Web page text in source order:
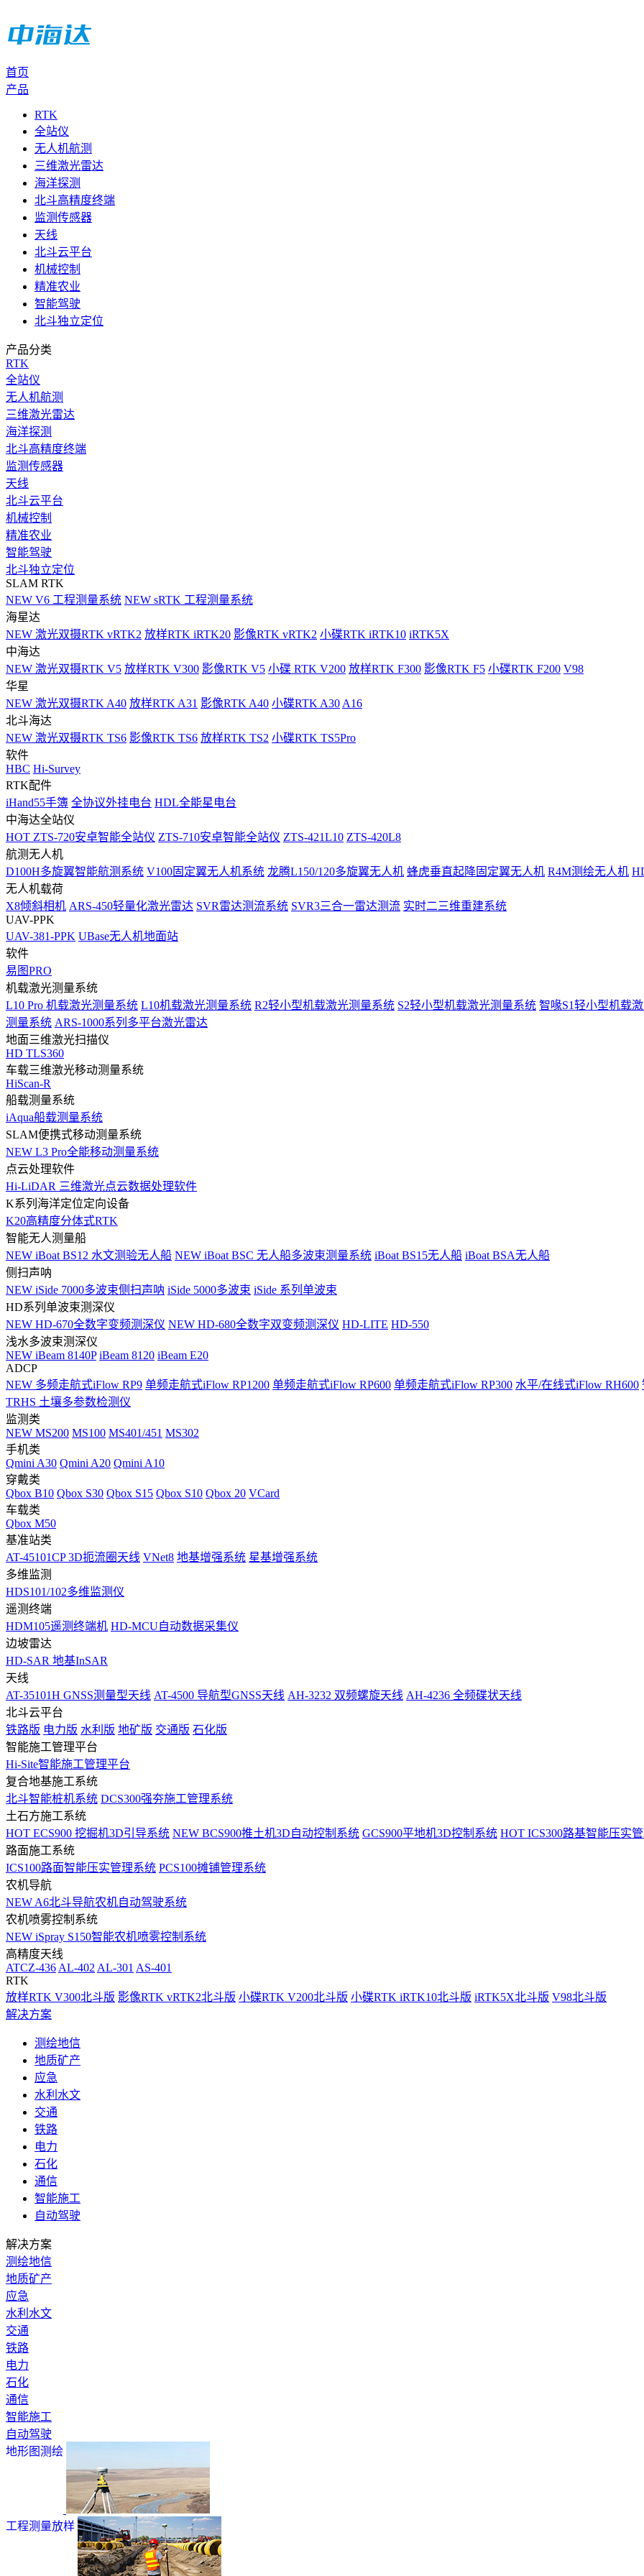
首页
产品
RTK
全站仪
无人机航测
三维激光雷达
海洋探测
北斗高精度终端
监测传感器
天线
北斗云平台
机械控制
精准农业
智能驾驶
北斗独立定位
产品分类
RTK
全站仪
无人机航测
三维激光雷达
海洋探测
北斗高精度终端
监测传感器
天线
北斗云平台
机械控制
精准农业
智能驾驶
北斗独立定位
SLAM RTK
NEW V6 工程测量系统 NEW sRTK 工程测量系统
海星达
NEW 激光双摄RTK vRTK2 放样RTK iRTK20 影像RTK vRTK2 小碟RTK iRTK10 iRTK5X
中海达
NEW 激光双摄RTK V5 放样RTK V300 影像RTK V5 小碟 RTK V200 放样RTK F300 影像RTK F5 小碟RTK F200 V98
华星
NEW 激光双摄RTK A40 放样RTK A31 影像RTK A40 小碟RTK A30 A16
北斗海达
NEW 激光双摄RTK TS6 影像RTK TS6 放样RTK TS2 小碟RTK TS5Pro
软件
HBC Hi-Survey
RTK配件
iHand55手簿 全协议外挂电台 HDL全能星电台
中海达全站仪
HOT ZTS-720安卓智能全站仪 ZTS-710安卓智能全站仪 ZTS-421L10 ZTS-420L8
航测无人机
D100H多旋翼智能航测系统 V100固定翼无人机系统 龙腾L150/120多旋翼无人机 蜂虎垂直起降固定翼无人机 R4M测绘无人机
无人机载荷
X8倾斜相机 ARS-450轻量化激光雷达 SVR雷达测流系统 SVR3三合一雷达测流 实时二三维重建系统
UAV-PPK
UAV-381-PPK UBase无人机地面站
软件
易图PRO
机载激光测量系统
L10 Pro 机载激光测量系统 L10机载激光测量系统 R2轻小型机载激光测量系统 S2轻小型机载激光测量系统 智喙S1轻小型机载
测量系统 ARS-1000系列多平台激光雷达
地面三维激光扫描仪
HD TLS360
车载三维激光移动测量系统
HiScan-R
船载测量系统
iAqua船载测量系统
SLAM便携式移动测量系统
NEW L3 Pro全能移动测量系统
点云处理软件
Hi-LiDAR 三维激光点云数据处理软件
K系列海洋定位定向设备
K20高精度分体式RTK
智能无人测量船
NEW iBoat BS12 水文测验无人船 NEW iBoat BSC 无人船多波束测量系统 iBoat BS15无人船 iBoat BSA无人船
侧扫声呐
NEW iSide 7000多波束侧扫声呐 iSide 5000多波束 iSide 系列单波束
HD系列单波束测深仪
NEW HD-670全数字变频测深仪 NEW HD-680全数字双变频测深仪 HD-LITE HD-550
浅水多波束测深仪
NEW iBeam 8140P iBeam 8120 iBeam E20
ADCP
NEW 多频走航式iFlow RP9 单频走航式iFlow RP1200 单频走航式iFlow RP600 单频走航式iFlow RP300 水平/在线式iFlow RH600
TRHS 土壤多参数检测仪
监测类
NEW MS200 MS100 MS401/451 MS302
手机类
Qmini A30 Qmini A20 Qmini A10
穿戴类
Qbox B10 Qbox S30 Qbox S15 Qbox S10 Qbox 20 VCard
车载类
Qbox M50
基准站类
AT-45101CP 3D扼流圈天线 VNet8 地基增强系统 星基增强系统
多维监测
HDS101/102多维监测仪
遥测终端
HDM105遥测终端机 HD-MCU自动数据采集仪
边坡雷达
HD-SAR 地基InSAR
天线
AT-35101H GNSS测量型天线 AT-4500 导航型GNSS天线 AH-3232 双频螺旋天线 AH-4236 全频碟状天线
北斗云平台
铁路版 电力版 水利版 地矿版 交通版 石化版
智能施工管理平台
Hi-Site智能施工管理平台
复合地基施工系统
北斗智能桩机系统 DCS300强夯施工管理系统
土石方施工系统
HOT ECS900 挖掘机3D引导系统 NEW BCS900推土机3D自动控制系统 GCS900平地机3D控制系统 HOT ICS300路基智能压实
路面施工系统
ICS100路面智能压实管理系统 PCS100摊铺管理系统
农机导航
NEW A6北斗导航农机自动驾驶系统
农机喷雾控制系统
NEW iSpray S150智能农机喷雾控制系统
高精度天线
ATCZ-436 AL-402 AL-301 AS-401
RTK
放样RTK V300北斗版 影像RTK vRTK2北斗版 小碟RTK V200北斗版 小碟RTK iRTK10北斗版 iRTK5X北斗版 V98北斗版
解决方案
测绘地信
地质矿产
应急
水利水文
交通
铁路
电力
石化
通信
智能施工
自动驾驶
解决方案
测绘地信
地质矿产
应急
水利水文
交通
铁路
电力
石化
通信
智能施工
自动驾驶
地形图测绘
工程测量放样